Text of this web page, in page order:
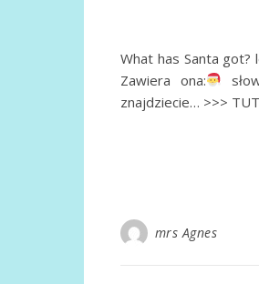
What has Santa got?
Zawiera ona:
znajdziecie… >>>
mrs Agnes